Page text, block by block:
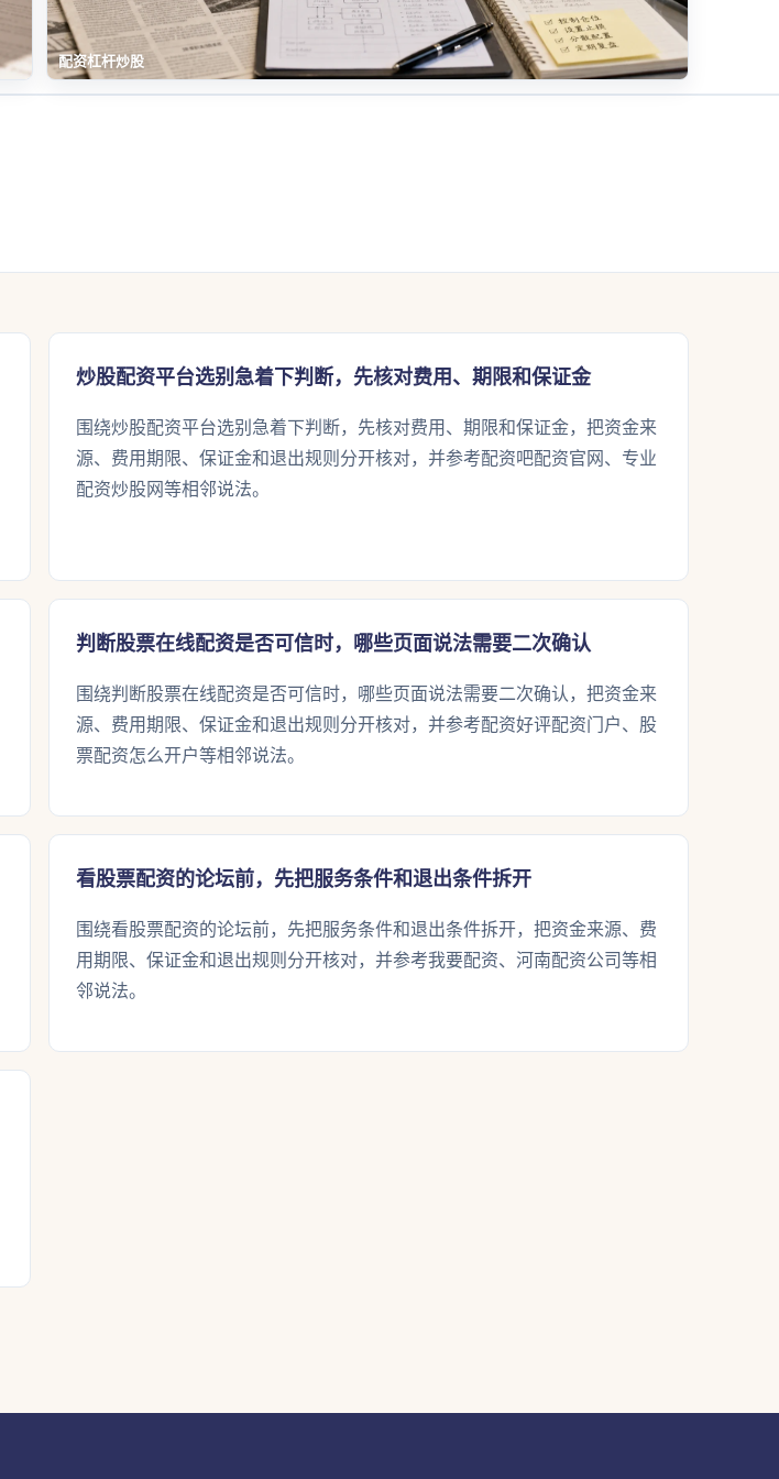
配资杠杆炒股
炒股配资平台选别急着下判断，先核对费用、期限和保证金
围绕炒股配资平台选别急着下判断，先核对费用、期限和保证金，把资金来
源、费用期限、保证金和退出规则分开核对，并参考配资吧配资官网、专业
配资炒股网等相邻说法。
判断股票在线配资是否可信时，哪些页面说法需要二次确认
围绕判断股票在线配资是否可信时，哪些页面说法需要二次确认，把资金来
源、费用期限、保证金和退出规则分开核对，并参考配资好评配资门户、股
票配资怎么开户等相邻说法。
看股票配资的论坛前，先把服务条件和退出条件拆开
围绕看股票配资的论坛前，先把服务条件和退出条件拆开，把资金来源、费
用期限、保证金和退出规则分开核对，并参考我要配资、河南配资公司等相
邻说法。